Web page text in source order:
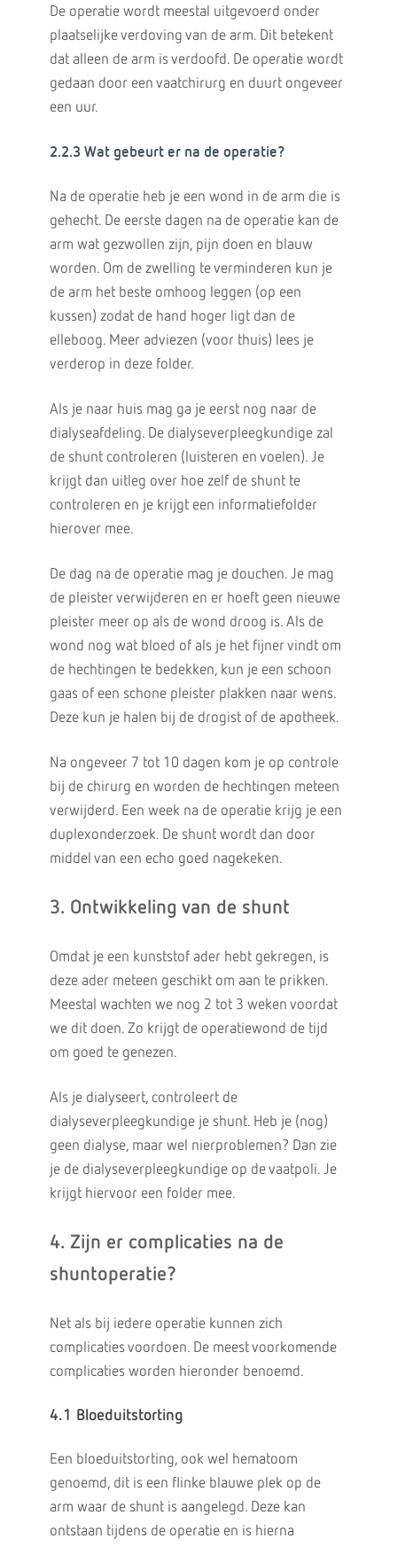
De operatie wordt meestal uitgevoerd onder
plaatselijke verdoving van de arm. Dit betekent
dat alleen de arm is verdoofd. De operatie wordt
gedaan door een vaatchirurg en duurt ongeveer
een uur.
2.2.3 Wat gebeurt er na de operatie?
Na de operatie heb je een wond in de arm die is
gehecht. De eerste dagen na de operatie kan de
arm wat gezwollen zijn, pijn doen en blauw
worden. Om de zwelling te verminderen kun je
de arm het beste omhoog leggen (op een
kussen) zodat de hand hoger ligt dan de
elleboog. Meer adviezen (voor thuis) lees je
verderop in deze folder.
Als je naar huis mag ga je eerst nog naar de
dialyseafdeling. De dialyseverpleegkundige zal
de shunt controleren (luisteren en voelen). Je
krijgt dan uitleg over hoe zelf de shunt te
controleren en je krijgt een informatiefolder
hierover mee.
De dag na de operatie mag je douchen. Je mag
de pleister verwijderen en er hoeft geen nieuwe
pleister meer op als de wond droog is. Als de
wond nog wat bloed of als je het fijner vindt om
de hechtingen te bedekken, kun je een schoon
gaas of een schone pleister plakken naar wens.
Deze kun je halen bij de drogist of de apotheek.
Na ongeveer 7 tot 10 dagen kom je op controle
bij de chirurg en worden de hechtingen meteen
verwijderd. Een week na de operatie krijg je een
duplexonderzoek. De shunt wordt dan door
middel van een echo goed nagekeken.
3. Ontwikkeling van de shunt
Omdat je een kunststof ader hebt gekregen, is
deze ader meteen geschikt om aan te prikken.
Meestal wachten we nog 2 tot 3 weken voordat
we dit doen. Zo krijgt de operatiewond de tijd
om goed te genezen.
Als je dialyseert, controleert de
dialyseverpleegkundige je shunt. Heb je (nog)
geen dialyse, maar wel nierproblemen? Dan zie
je de dialyseverpleegkundige op de vaatpoli. Je
krijgt hiervoor een folder mee.
4. Zijn er complicaties na de
shuntoperatie?
Net als bij iedere operatie kunnen zich
complicaties voordoen. De meest voorkomende
complicaties worden hieronder benoemd.
4.1 Bloeduitstorting
Een bloeduitstorting, ook wel hematoom
genoemd, dit is een flinke blauwe plek op de
arm waar de shunt is aangelegd. Deze kan
ontstaan tijdens de operatie en is hierna